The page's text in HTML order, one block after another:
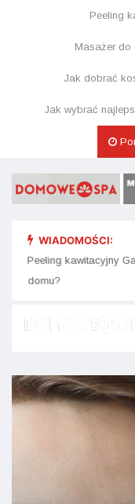
Peeling
Masażer do
Jak dobrać
Jak wybrać
WIADOMOŚCI:
Peeling kawitacyjny
domu?